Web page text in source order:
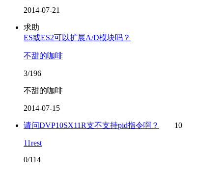
2014-07-21
求助
ES或ES2可以扩展A/D模块吗？
不甜的咖啡
3/196
不甜的咖啡
2014-07-15
请问DVP10SX11R支不支持pid指令啊？ 10
11rest
0/114